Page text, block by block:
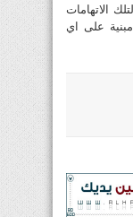
الاتهامات
مبنية على اي